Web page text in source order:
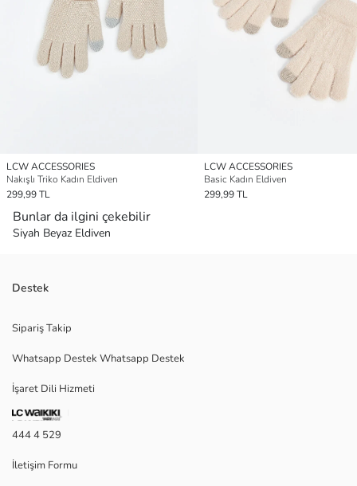
LCW ACCESSORIES
Nakışlı Triko Kadın Eldiven
299,99 TL
LCW ACCESSORIES
Basic Kadın Eldiven
299,99 TL
Bunlar da ilgini çekebilir
Siyah Beyaz Eldiven
Destek
Sipariş Takip
Whatsapp Destek Whatsapp Destek
İşaret Dili Hizmeti
444 4 529
İletişim Formu